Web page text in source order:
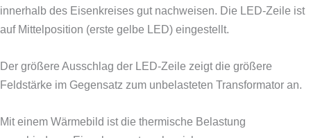
innerhalb des Eisenkreises gut nachweisen. Die LED-Zeile ist
auf Mittelposition (erste gelbe LED) eingestellt.
Der größere Ausschlag der LED-Zeile zeigt die größere
Feldstärke im Gegensatz zum unbelasteten Transformator an.
Mit einem Wärmebild ist die thermische Belastung